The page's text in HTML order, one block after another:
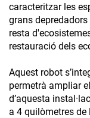
caracteritzar les
grans
resta
restauració dels
Aquest robot
permetrà ampliar
d’aquesta
a 4 quilòmetres